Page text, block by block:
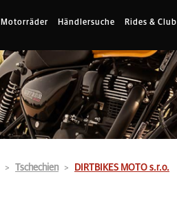
Motorräder Händlersuche Rides & Club
Tschechien DIRTBIKES MOTO s.r.o.